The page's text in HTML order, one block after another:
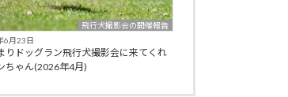
飛行犬撮影会の開催報告
6月23日
りドッグラン飛行犬撮影会に来てくれ
ちゃん(2026年4月)